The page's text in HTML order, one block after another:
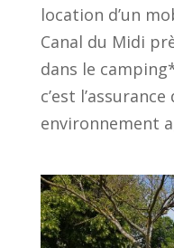
location d’un
Canal du Midi
dans le
c’est
environnement